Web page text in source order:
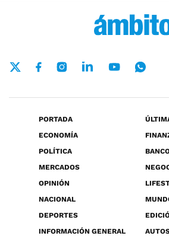
PORTADA
ECONOMÍA
POLÍTICA
MERCADOS
OPINIÓN
NACIONAL
DEPORTES
INFORMACIÓN GENERAL